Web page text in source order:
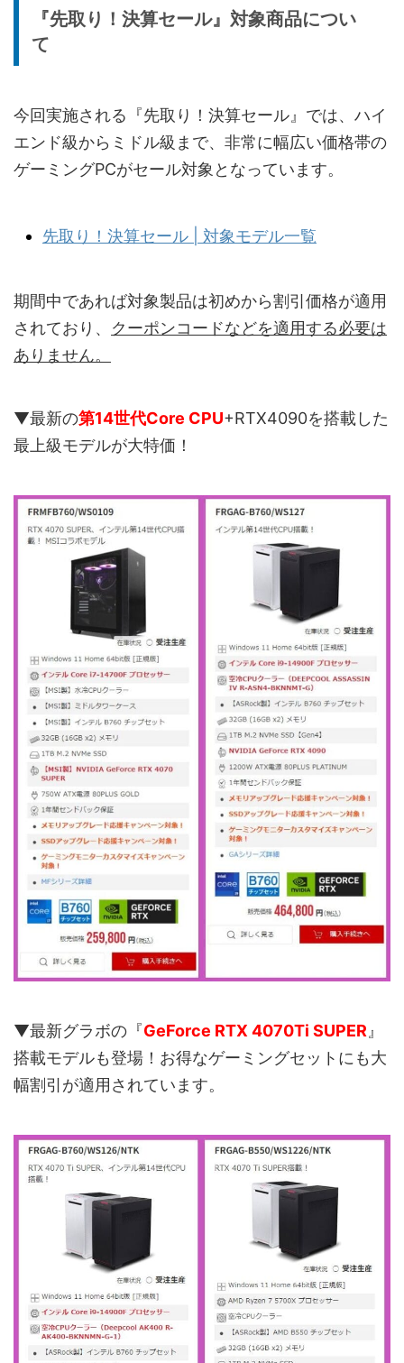
『先取り！決算セール』対象商品につい
て
今回実施される『先取り！決算セール』では、ハイ
エンド級からミドル級まで、非常に幅広い価格帯の
ゲーミングPCがセール対象となっています。
先取り！決算セール | 対象モデル一覧
期間中であれば対象製品は初めから割引価格が適用
されており、 クーポンコードなどを適用する必要は
ありません。
▼最新の第14世代Core CPU+RTX4090を搭載した
最上級モデルが大特価！
▼最新グラボの『GeForce RTX 4070Ti SUPER 』
搭載モデルも登場！お得なゲーミングセットにも大
幅割引が適用されています。